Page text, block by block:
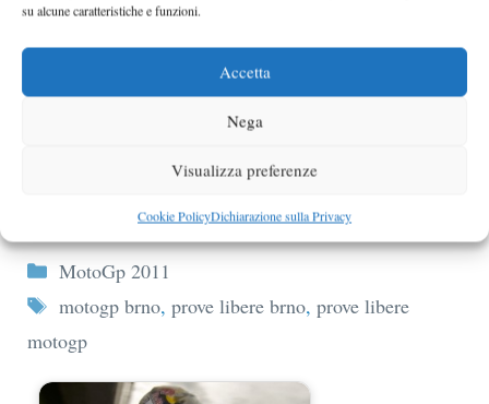
su alcune caratteristiche e funzioni.
Accetta
Nega
Visualizza preferenze
Cookie PolicyDichiarazione sulla Privacy
Indianapolis…
Categorie
MotoGp 2011
Tag
motogp brno, prove libere brno, prove libere
motogp